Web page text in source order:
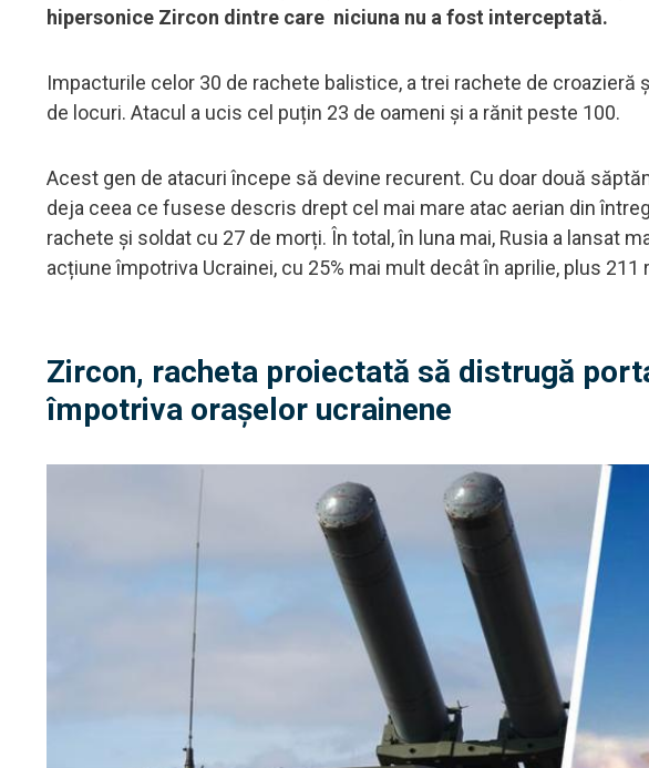
hipersonice Zircon dintre care niciuna nu a fost interceptată.
Impacturile celor 30 de rachete balistice, a trei rachete de croazieră
de locuri. Atacul a ucis cel puțin 23 de oameni și a rănit peste 100.
Acest gen de atacuri începe să devine recurent. Cu doar două
deja ceea ce fusese descris drept cel mai mare atac aerian din
rachete și soldat cu 27 de morți. În total, în luna mai, Rusia a lansat
acțiune împotriva Ucrainei, cu 25% mai mult decât în aprilie, plus 211
Zircon, racheta proiectată să distrugă
împotriva orașelor ucrainene